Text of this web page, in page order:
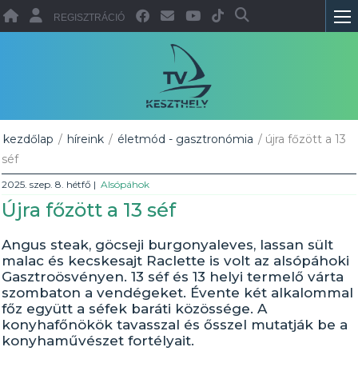
REGISZTRÁCIÓ
kezdőlap / híreink / életmód - gasztronómia / újra főzött a 13
séf
2025. szep. 8. hétfő | Alsópáhok
Újra főzött a 13 séf
Angus steak, göcseji burgonyaleves, lassan sült
malac és kecskesajt Raclette is volt az alsópáhoki
Gasztroösvényen. 13 séf és 13 helyi termelő várta
szombaton a vendégeket. Évente két alkalommal
főz együtt a séfek baráti közössége. A
konyhafőnökök tavasszal és ősszel mutatják be a
konyhaművészet fortélyait.